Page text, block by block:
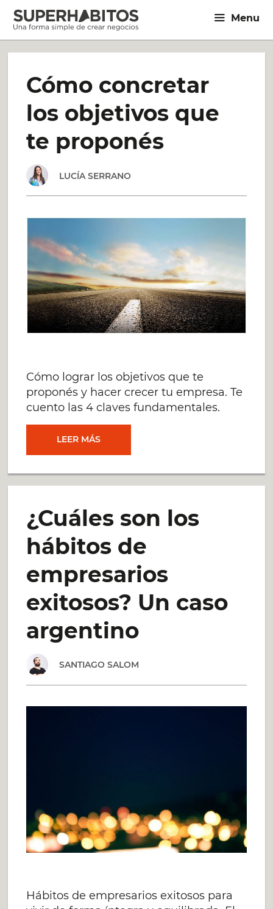
Saltar
contenido
Menu
Cómo concretar
los objetivos que
te proponés
LUCÍA SERRANO
Cómo lograr los objetivos que te
proponés y hacer crecer tu empresa. Te
cuento las 4 claves fundamentales.
LEER MÁSCÓMO
OBJETIVOS
¿Cuáles son los
hábitos de
empresarios
exitosos? Un caso
argentino
SANTIAGO SALOM
Hábitos de empresarios exitosos para